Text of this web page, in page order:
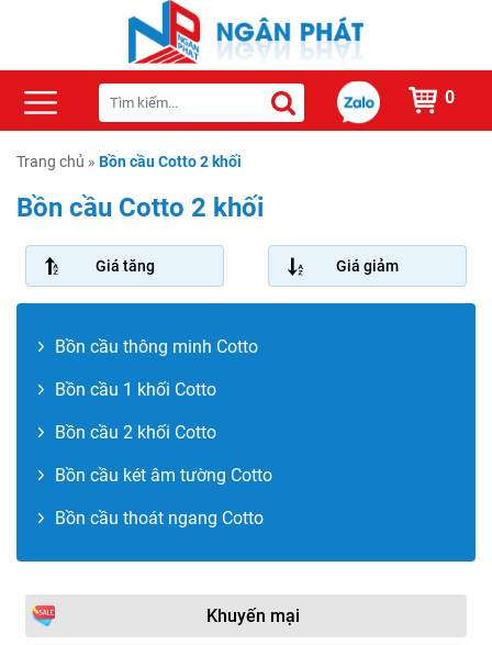
0
Trang chủ » Bồn cầu Cotto 2 khối
Bồn cầu Cotto 2 khối
Giá tăng Giá giảm
Bồn cầu thông minh Cotto
Bồn cầu 1 khối Cotto
Bồn cầu 2 khối Cotto
Bồn cầu két âm tường Cotto
Bồn cầu thoát ngang Cotto
Khuyến mại